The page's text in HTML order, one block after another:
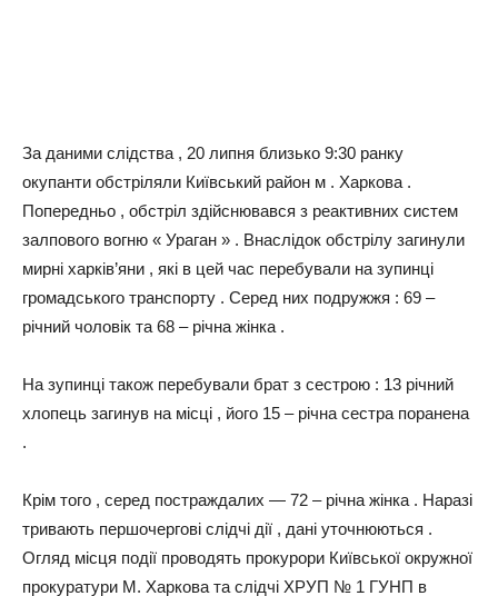
За даними слідства , 20 липня близько 9:30 ранку
окупанти обстріляли Київський район м . Харкова .
Попередньо , обстріл здійснювався з реактивних систем
залпового вогню « Ураган » . Внаслідок обстрілу загинули
мирні харків’яни , які в цей час перебували на зупинці
громадського транспорту . Серед них подружжя : 69 –
річний чоловік та 68 – річна жінка .
На зупинці також перебували брат з сестрою : 13 річний
хлопець загинув на місці , його 15 – річна сестра поранена
.
Крім того , серед постраждалих — 72 – річна жінка . Наразі
тривають першочергові слідчі дії , дані уточнюються .
Огляд місця події проводять прокурори Київської окружної
прокуратури М. Харкова та слідчі ХРУП № 1 ГУНП в